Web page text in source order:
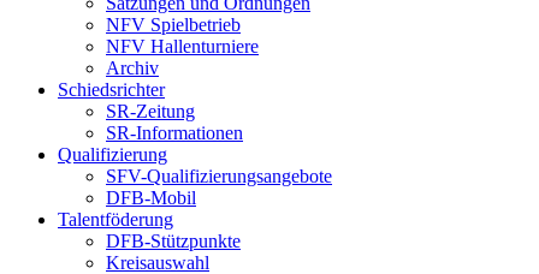
NFV Spielbetrieb
NFV Hallenturniere
Archiv
Schiedsrichter
SR-Zeitung
SR-Informationen
Qualifizierung
SFV-Qualifizierungsangebote
DFB-Mobil
Talentföderung
DFB-Stützpunkte
Kreisauswahl